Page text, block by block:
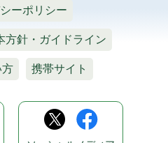
ーポリシー
方針・ガイドライン
方 携帯サイト